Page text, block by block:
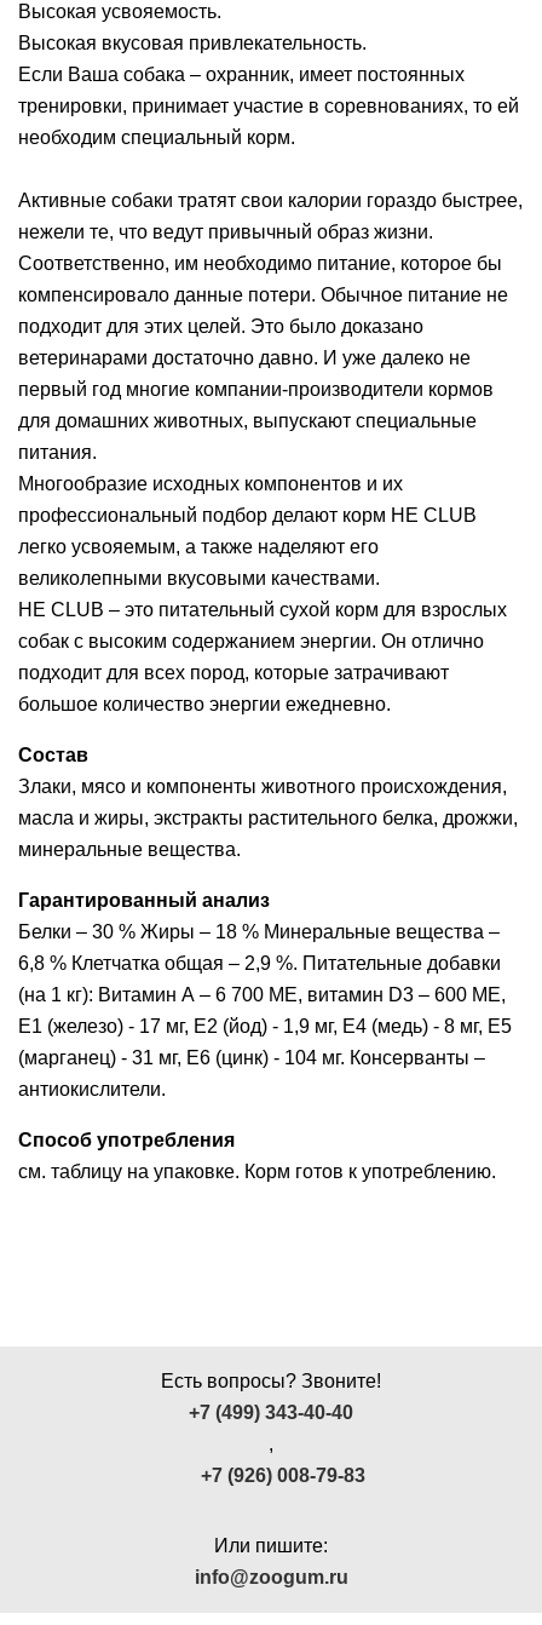
Высокая усвояемость.
Высокая вкусовая привлекательность.
Если Ваша собака – охранник, имеет постоянных
тренировки, принимает участие в соревнованиях, то ей
необходим специальный корм.
Активные собаки тратят свои калории гораздо быстрее,
нежели те, что ведут привычный образ жизни.
Соответственно, им необходимо питание, которое бы
компенсировало данные потери. Обычное питание не
подходит для этих целей. Это было доказано
ветеринарами достаточно давно. И уже далеко не
первый год многие компании-производители кормов
для домашних животных, выпускают специальные
питания.
Многообразие исходных компонентов и их
профессиональный подбор делают корм HE CLUB
легко усвояемым, а также наделяют его
великолепными вкусовыми качествами.
HE CLUB – это питательный сухой корм для взрослых
собак с высоким содержанием энергии. Он отлично
подходит для всех пород, которые затрачивают
большое количество энергии ежедневно.
Состав
Злаки, мясо и компоненты животного происхождения,
масла и жиры, экстракты растительного белка, дрожжи,
минеральные вещества.
Гарантированный анализ
Белки – 30 % Жиры – 18 % Минеральные вещества –
6,8 % Клетчатка общая – 2,9 %. Питательные добавки
(на 1 кг): Витамин А – 6 700 МЕ, витамин D3 – 600 МЕ,
E1 (железо) - 17 мг, Е2 (йод) - 1,9 мг, Е4 (медь) - 8 мг, Е5
(марганец) - 31 мг, Е6 (цинк) - 104 мг. Консерванты –
антиокислители.
Способ употребления
см. таблицу на упаковке. Корм готов к употреблению.
Есть вопросы? Звоните!
+7 (499) 343-40-40
,
+7 (926) 008-79-83
Или пишите:
info@zoogum.ru